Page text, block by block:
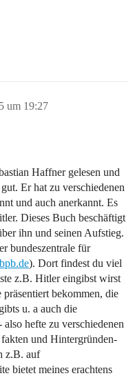
um 19:27
Haffner gelesen und
Er hat zu verschiedenen
und auch anerkannt. Es
Dieses Buch beschäftigt
ihn und seinen Aufstieg.
bundeszentrale für
). Dort findest du viel
z.B. Hitler eingibst wirst
bekommen, die
u. a auch die
hefte zu verschiedenen
und Hintergründen-
z.B. auf
bietet meines erachtens